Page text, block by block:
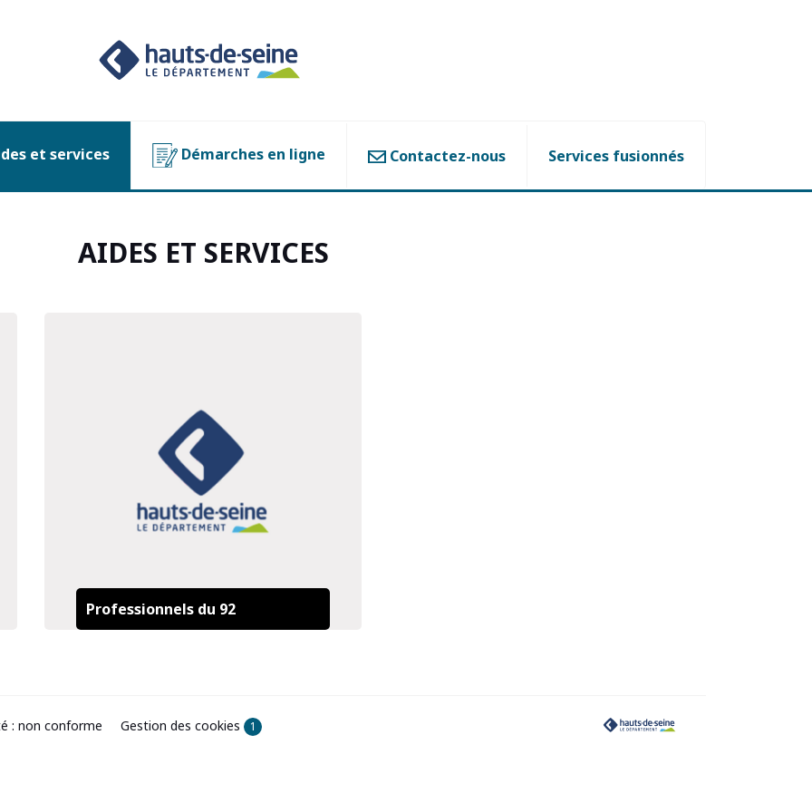
et services Démarches en ligne Contactez-nous Services fusionnés
AIDES ET SERVICES
Professionnels du 92
: non conforme Gestion des cookies 1